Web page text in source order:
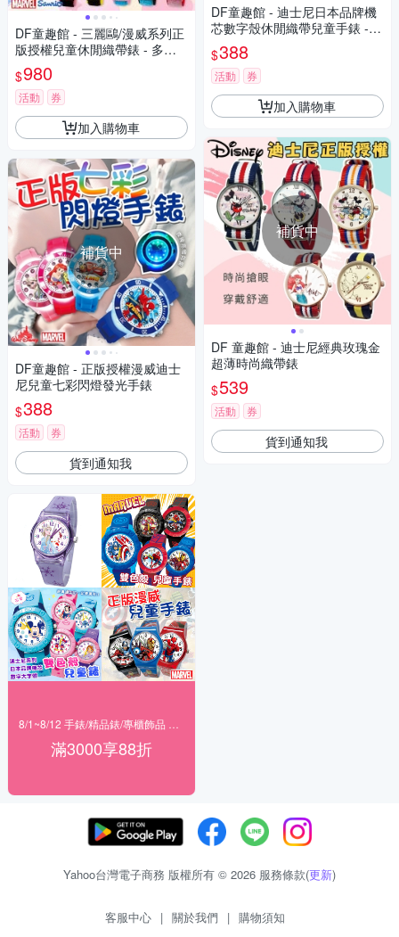
DF童趣館 - 三麗鷗/漫威系列正
版授權兒童休閒織帶錶 - 多款
可選
$980
活動 券
加入購物車
補貨中
DF童趣館 - 正版授權漫威迪士
尼兒童七彩閃燈發光手錶
$388
活動 券
貨到通知我
滿3000享88折
DF童趣館 - 迪士尼日本品牌機
芯數字殼休閒織帶兒童手錶 -
多款可選
$388
活動 券
加入購物車
補貨中
DF 童趣館 - 迪士尼經典玫瑰金
超薄時尚織帶錶
$539
活動 券
貨到通知我
Yahoo台灣電子商務 版權所有 © 2026 服務條款(更新)
客服中心 | 關於我們 | 購物須知